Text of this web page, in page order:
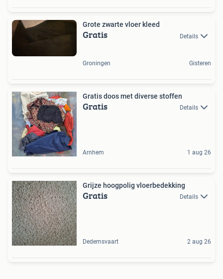
Grote zwarte vloer kleed
Gratis Details
Groningen Gisteren
Gratis doos met diverse stoffen
Gratis Details
Arnhem 1 aug 26
Grijze hoogpolig vloerbedekking
Gratis Details
Dedemsvaart 2 aug 26